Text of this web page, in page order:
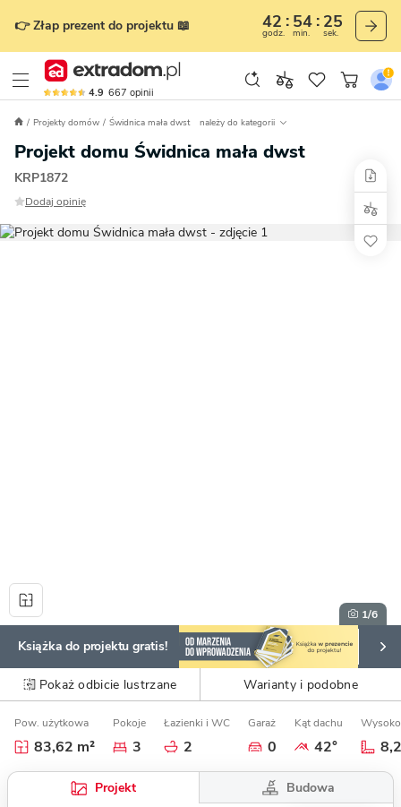
👉 Złap prezent do projektu 📖 42
godz.
54
min.
24
sek.
4.9 667 opinii
Projekty domów Świdnica mała dwst należy do kategorii
Projekt domu Świdnica mała dwst
KRP1872
Dodaj opinię
1/6
Książka do projektu gratis!
Pokaż odbicie lustrzane Warianty i podobne
Pow. użytkowa
83,62 m²
Pokoje
3
Łazienki i WC
2
Garaż
0
Kąt dachu
42°
Projekt Budowa